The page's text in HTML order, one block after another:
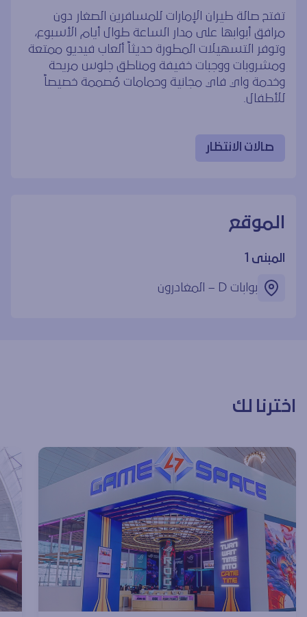
تفتح صالة طيران الإمارات للمسافرين الصغار دون
مرافق أبوابها على مدار الساعة طوال أيام الأسبوع،
وتوفر التسهيلات المطورة حديثاً ألعاب فيديو ممتعة
ومشروبات ووجبات خفيفة ومناطق جلوس مريحة
وخدمة واي فاي مجانية وحمامات مُصممة خصيصاً
للأطفال.
صالات الانتظار
الموقع
المبنى 1
بوابات ‎D – المغادرون
اخترنا لك